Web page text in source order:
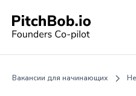
Вакансии для начинающих